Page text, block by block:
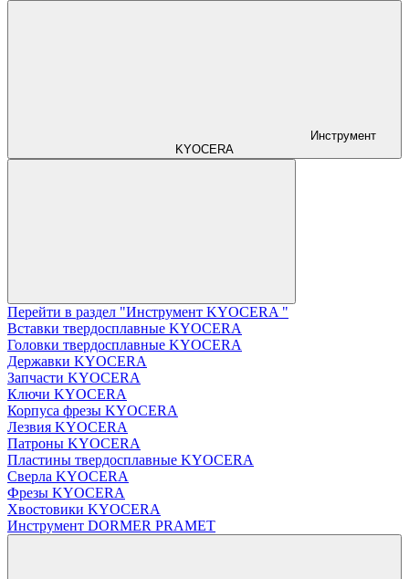
Инструмент
KYOCERA
Перейти в раздел "Инструмент KYOCERA "
Вставки твердосплавные KYOCERA
Головки твердосплавные KYOCERA
Державки KYOCERA
Запчасти KYOCERA
Ключи KYOCERA
Корпуса фрезы KYOCERA
Лезвия KYOCERA
Патроны KYOCERA
Пластины твердосплавные KYOCERA
Сверла KYOCERA
Фрезы KYOCERA
Хвостовики KYOCERA
Инструмент DORMER PRAMET